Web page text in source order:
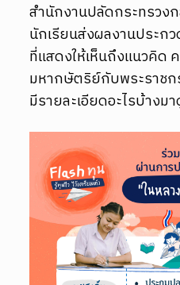
สำนักงานปลัดกระทรวง
นักเรียนส่งผลงานประกว
ที่แสดงให้เห็นถึงแนวคิด
มหากษัตริย์กับพระราช
มีรายละเอียดอะไรบ้างม